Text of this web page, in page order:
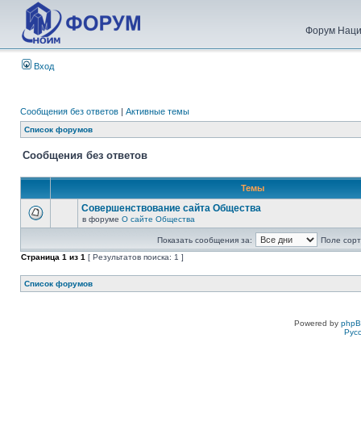
Форум
Вход
Сообщения без ответов | Активные темы
Список форумов
Сообщения без ответов
Темы
Совершенствование сайта Общества
в форуме О сайте Общества
Показать сообщения за:
Поле
Страница 1 из 1 [ Результатов поиска: 1 ]
Список форумов
Powered by